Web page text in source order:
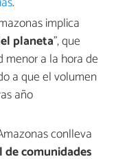
implica
planeta”, que
menor a la hora de
a que el volumen
año
conlleva
comunidades